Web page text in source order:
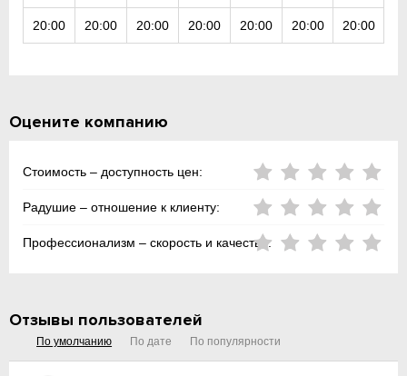
20:00 20:00 20:00 20:00 20:00 20:00 20:00
Оцените компанию
Стоимость – доступность цен:
Радушие – отношение к клиенту:
Профессионализм – скорость и качество:
Отзывы пользователей
По умолчанию По дате По популярности